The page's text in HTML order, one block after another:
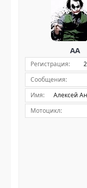
AA
Регистрация
Сообщения
Имя
Алексей
Мотоцикл